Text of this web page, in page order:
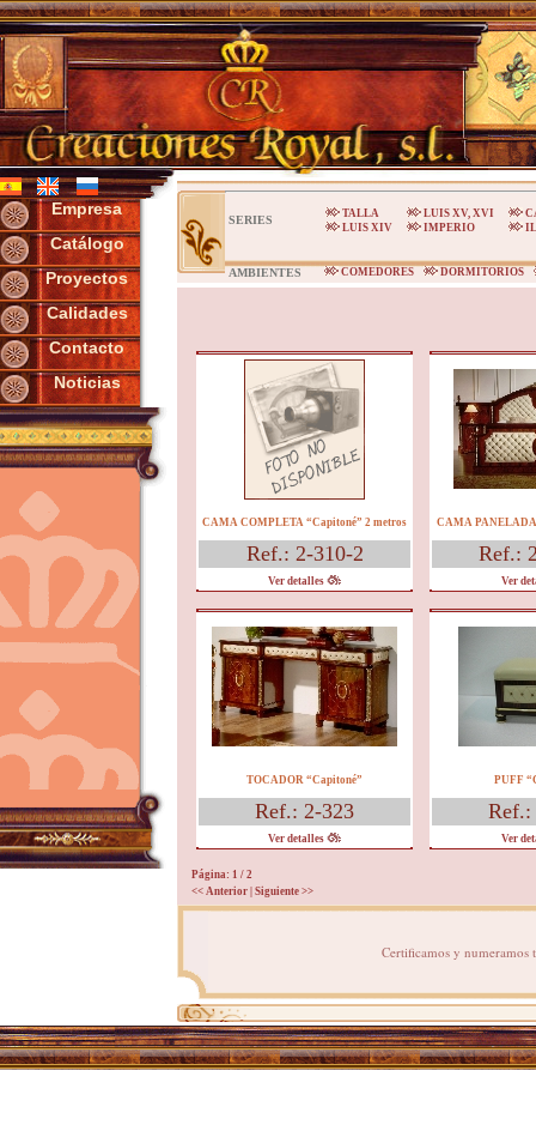
Empresa
Catálogo
Proyectos
Calidades
Contacto
Noticias
SERIES TALLA LUIS XV, XVI
LUIS XIV
IMPERIO
AMBIENTES COMEDORES DORMITORIOS
CAMA COMPLETA “Capitoné” 2 metros
Ref.: 2-310-2
Ver detalles
CAMA PANELADA
Ref.:
Ver
TOCADOR “Capitoné”
Ref.: 2-323
Ver detalles
PUFF
Ref.:
Ver
Página: 1 / 2
<< Anterior Siguiente >>
Certificamos y numeramos